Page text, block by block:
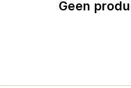
Geen